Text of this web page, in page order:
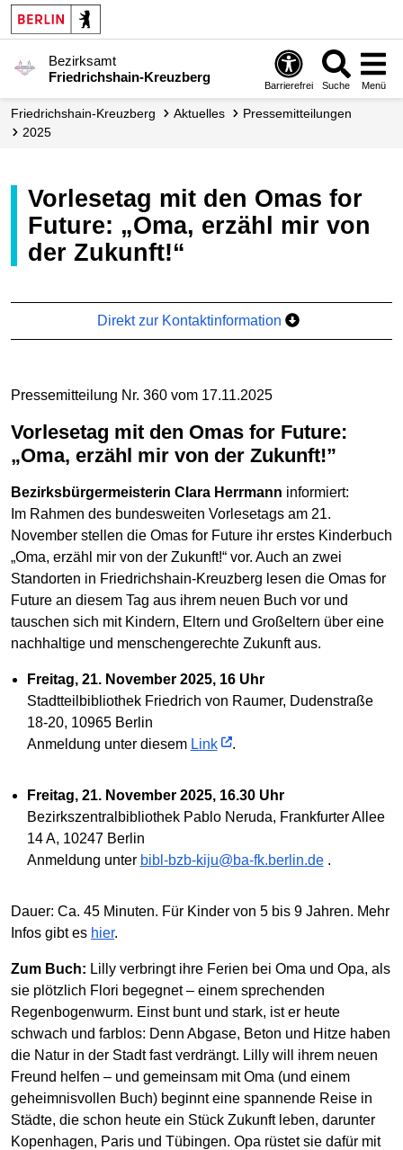
Bezirksamt
Friedrichshain-Kreuzberg
Barrierefrei Suche Menü
Friedrichshain-Kreuzberg Aktuelles
Presse­mitteilungen
2025
Vorlesetag mit den Omas for
Future: „Oma, erzähl mir von
der Zukunft!“
Direkt zur Kontaktinformation
Pressemitteilung Nr. 360 vom 17.11.2025
Vorlesetag mit den Omas for Future:
„Oma, erzähl mir von der Zukunft!”
Bezirksbürgermeisterin Clara Herrmann informiert:
Im Rahmen des bundesweiten Vorlesetags am 21.
November stellen die Omas for Future ihr erstes Kinderbuch
„Oma, erzähl mir von der Zukunft!“ vor. Auch an zwei
Standorten in Friedrichshain-Kreuzberg lesen die Omas for
Future an diesem Tag aus ihrem neuen Buch vor und
tauschen sich mit Kindern, Eltern und Großeltern über eine
nachhaltige und menschengerechte Zukunft aus.
Freitag, 21. November 2025, 16 Uhr
Stadtteilbibliothek Friedrich von Raumer, Dudenstraße
18-20, 10965 Berlin
Anmeldung unter diesem Link .
Freitag, 21. November 2025, 16.30 Uhr
Bezirkszentralbibliothek Pablo Neruda, Frankfurter Allee
14 A, 10247 Berlin
Anmeldung unter bibl-bzb-kiju@ba-fk.berlin.de.
Dauer: Ca. 45 Minuten. Für Kinder von 5 bis 9 Jahren. Mehr
Infos gibt es hier.
Zum Buch: Lilly verbringt ihre Ferien bei Oma und Opa, als
sie plötzlich Flori begegnet – einem sprechenden
Regenbogenwurm. Einst bunt und stark, ist er heute
schwach und farblos: Denn Abgase, Beton und Hitze haben
die Natur in der Stadt fast verdrängt. Lilly will ihrem neuen
Freund helfen – und gemeinsam mit Oma (und einem
geheimnisvollen Buch) beginnt eine spannende Reise in
Städte, die schon heute ein Stück Zukunft leben, darunter
Kopenhagen, Paris und Tübingen. Opa rüstet sie dafür mit